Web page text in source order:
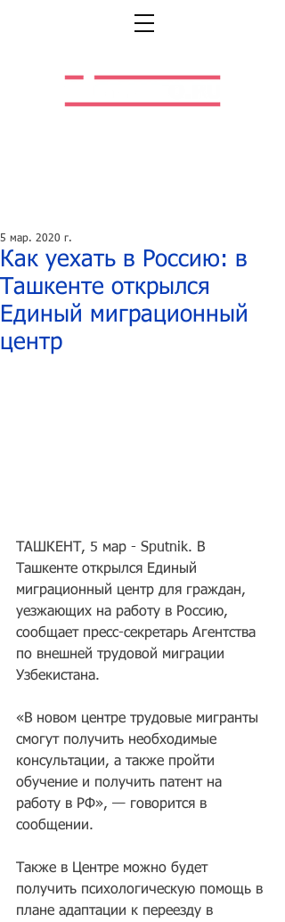
Как уехать в Россию: в
Ташкенте открылся
Единый миграционный
центр
5 мар. 2020 г.
ТАШКЕНТ, 5 мар - Sputnik. В
Ташкенте открылся Единый
миграционный центр для граждан,
уезжающих на работу в Россию,
сообщает пресс-секретарь Агентства
по внешней трудовой миграции
Узбекистана.
«В новом центре трудовые мигранты
смогут получить необходимые
консультации, а также пройти
обучение и получить патент на
работу в РФ», — говорится в
сообщении.
Также в Центре можно будет
получить психологическую помощь в
плане адаптации к переезду в